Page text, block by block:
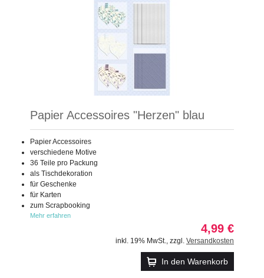
Papier Accessoires "Herzen" blau
Papier Accessoires
verschiedene Motive
36 Teile pro Packung
als Tischdekoration
für Geschenke
für Karten
zum Scrapbooking
Mehr erfahren
4,99 €
inkl. 19% MwSt. zzgl. Versandkosten
In den Warenkorb